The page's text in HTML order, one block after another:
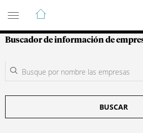
Guía de Empresas
Buscador de información de
BUSCAR